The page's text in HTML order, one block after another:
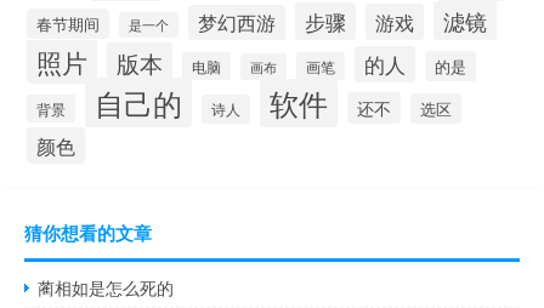
春节期间 是一个 梦幻西游 步骤 游戏 滤镜
照片 版本 电脑 画布 画笔 的人 的是
背景 自己的 诗人 软件 还不 选区
颜色
猜你想看的文章
蔺相如是怎么死的